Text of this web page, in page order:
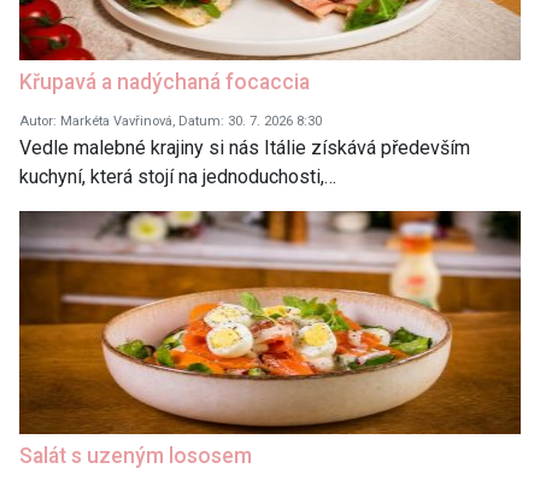
Křupavá a nadýchaná focaccia
Autor: Markéta Vavřinová, Datum: 30. 7. 2026 8:30
Vedle malebné krajiny si nás Itálie získává především
kuchyní, která stojí na jednoduchosti,…
Salát s uzeným lososem